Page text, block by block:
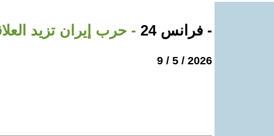
- فرانس 24 - حرب إيران تزيد
2026 / 5 / 9